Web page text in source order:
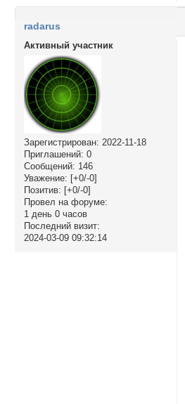
radarus
Активный участник
Зарегистрирован: 2022-11-18
Приглашений: 0
Сообщений: 146
Уважение: [+0/-0]
Позитив: [+0/-0]
Провел на форуме:
1 день 0 часов
Последний визит:
2024-03-09 09:32:14